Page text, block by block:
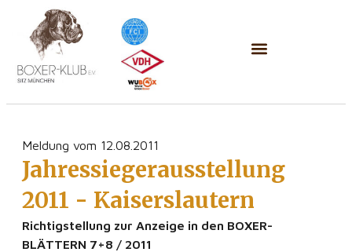
Meldung vom 12.08.2011
Jahressiegerausstellung
2011 - Kaiserslautern
Richtigstellung zur Anzeige in den BOXER-
BLÄTTERN 7+8 / 2011